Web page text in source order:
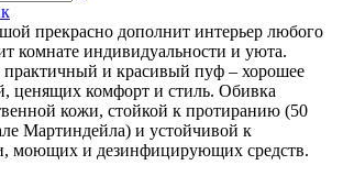
прекрасно дополнит интерьер любого
комнате индивидуальности и уюта.
и красивый пуф – хорошее
ценящих комфорт и стиль. Обивка
кожи, стойкой к протиранию (50
Мартиндейла) и устойчивой к
моющих и дезинфицирующих средств.